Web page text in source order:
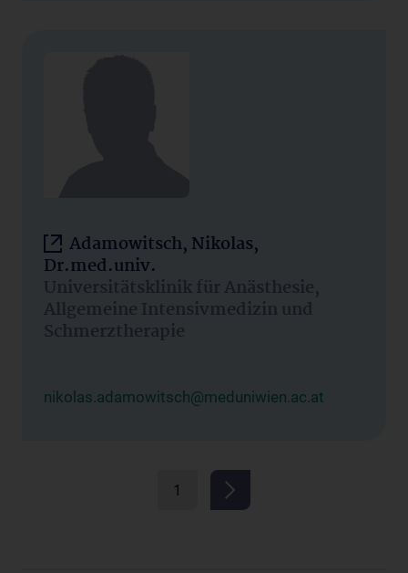
Adamowitsch, Nikolas,
Dr.med.univ.
Universitätsklinik für Anästhesie,
Allgemeine Intensivmedizin und
Schmerztherapie
nikolas.adamowitsch@meduniwien.ac.at
1